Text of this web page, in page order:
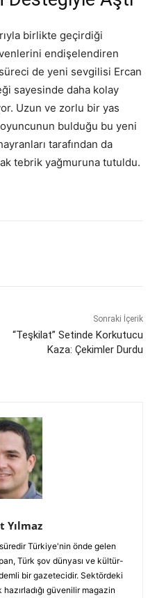
birlikte geçirdiği
endişelendiren
de yeni sevgilisi Ercan
sayesinde daha kolay
Uzun ve zorlu bir yas
bulduğu bu yeni
tarafından da
tebrik yağmuruna tutuldu.
Sonraki İçerik
“Teşkilat” Setinde Korkutucu
Kaza: Çekimler Durdu
Yılmaz
süredir Türkiye'nin önde gelen
Türk şov dünyası ve kültür-
bir gazetecidir. Sektördeki
güvenilir magazin